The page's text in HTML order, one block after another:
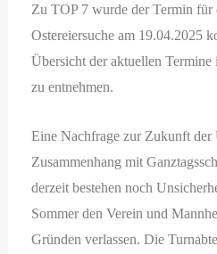
Zu TOP 7 wurde der Termin für
Ostereiersuche am 19.04.2025
Übersicht der aktuellen
zu entnehmen.
Eine Nachfrage zur Zukunft der
Zusammenhang mit
derzeit bestehen noch
Sommer den Verein und
Gründen verlassen. Die